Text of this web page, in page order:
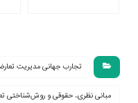
تجارب جهانی مدیریت
مبانی نظری، حقوقی و روش‌شناختی